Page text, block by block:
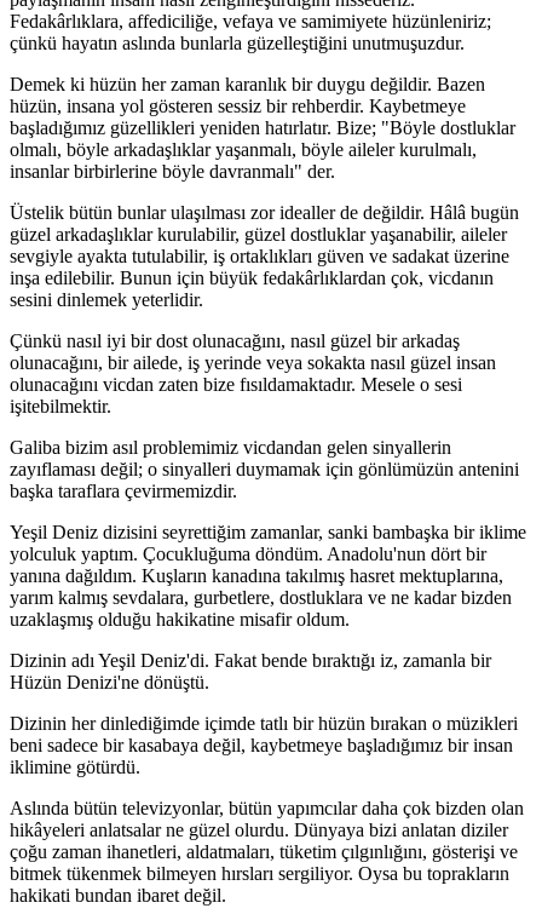
Fedakârlıklara, affediciliğe, vefaya ve samimiyete hüzünleniriz;
çünkü hayatın aslında bunlarla güzelleştiğini unutmuşuzdur.
Demek ki hüzün her zaman karanlık bir duygu değildir. Bazen
hüzün, insana yol gösteren sessiz bir rehberdir. Kaybetmeye
başladığımız güzellikleri yeniden hatırlatır. Bize; "Böyle dostluklar
olmalı, böyle arkadaşlıklar yaşanmalı, böyle aileler kurulmalı,
insanlar birbirlerine böyle davranmalı" der.
Üstelik bütün bunlar ulaşılması zor idealler de değildir. Hâlâ bugün
güzel arkadaşlıklar kurulabilir, güzel dostluklar yaşanabilir, aileler
sevgiyle ayakta tutulabilir, iş ortaklıkları güven ve sadakat üzerine
inşa edilebilir. Bunun için büyük fedakârlıklardan çok, vicdanın
sesini dinlemek yeterlidir.
Çünkü nasıl iyi bir dost olunacağını, nasıl güzel bir arkadaş
olunacağını, bir ailede, iş yerinde veya sokakta nasıl güzel insan
olunacağını vicdan zaten bize fısıldamaktadır. Mesele o sesi
işitebilmektir.
Galiba bizim asıl problemimiz vicdandan gelen sinyallerin
zayıflaması değil; o sinyalleri duymamak için gönlümüzün antenini
başka taraflara çevirmemizdir.
Yeşil Deniz dizisini seyrettiğim zamanlar, sanki bambaşka bir iklime
yolculuk yaptım. Çocukluğuma döndüm. Anadolu'nun dört bir
yanına dağıldım. Kuşların kanadına takılmış hasret mektuplarına,
yarım kalmış sevdalara, gurbetlere, dostluklara ve ne kadar bizden
uzaklaşmış olduğu hakikatine misafir oldum.
Dizinin adı Yeşil Deniz'di. Fakat bende bıraktığı iz, zamanla bir
Hüzün Denizi'ne dönüştü.
Dizinin her dinlediğimde içimde tatlı bir hüzün bırakan o müzikleri
beni sadece bir kasabaya değil, kaybetmeye başladığımız bir insan
iklimine götürdü.
Aslında bütün televizyonlar, bütün yapımcılar daha çok bizden olan
hikâyeleri anlatsalar ne güzel olurdu. Dünyaya bizi anlatan diziler
çoğu zaman ihanetleri, aldatmaları, tüketim çılgınlığını, gösterişi ve
bitmek tükenmek bilmeyen hırsları sergiliyor. Oysa bu toprakların
hakikati bundan ibaret değil.